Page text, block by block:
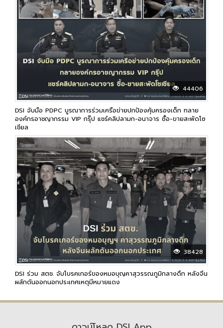
44406
DSI จับมือ PDPC บูรณาการร่วมเครือข่ายปกป้องคุ้มครองเด็ก ทลาย
องค์กรอาชญากรรม VIP กรุ๊ป แชร์คลิปลามก-อนาจาร ซื้อ-ขายสะพัดโซ
เชียล
38428
DSI ร่วม สตช. จับโบรคเกอร์ของหมอบุญคาสุวรรณภูมิกลางดึก หลังจีน
ผลักดันออกนอกประเทศเหตุมีหมายแดง